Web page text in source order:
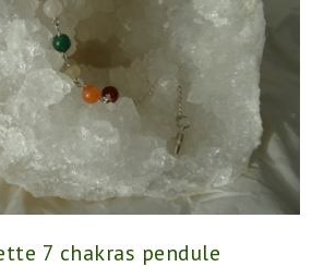
7 chakras pendule